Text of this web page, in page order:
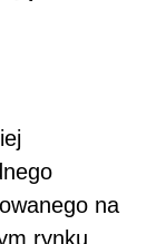
na
rynku